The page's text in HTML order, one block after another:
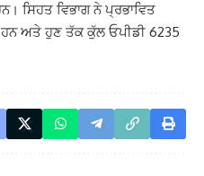
ਵਿਭਾਗ ਨੇ ਪ੍ਰਭਾਵਿਤ
ਹਨ ਅਤੇ ਹੁਣ ਤੱਕ ਕੁੱਲ ਓਪੀਡੀ 6235